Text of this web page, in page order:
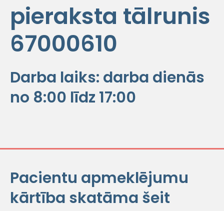
pieraksta tālrunis
67000610
Darba laiks: darba dienās
no 8:00 līdz 17:00
Pacientu apmeklējumu
kārtība skatāma šeit